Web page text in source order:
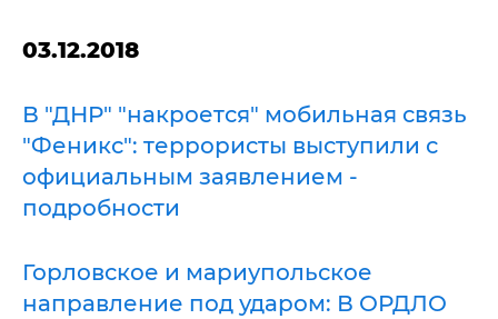
03.12.2018
В "ДНР" "накроется" мобильная связь
"Феникс": террористы выступили с
официальным заявлением -
подробности
Горловское и мариупольское
направление под ударом: В ОРДЛО